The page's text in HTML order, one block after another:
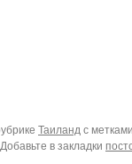
Таиландс метками
в закладки